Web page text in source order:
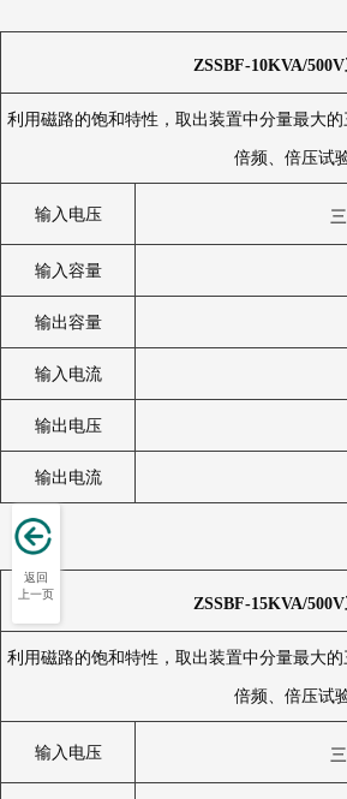
ZSSBF-10KVA/500V
利用磁路的饱和特性，取出装置中分量最大
倍频、倍压试
输入电压
输入容量
输出容量
输入电流
输出电压
输出电流
ZSSBF-15KVA/500V
利用磁路的饱和特性，取出装置中分量最大
倍频、倍压试
输入电压
返回
上一页